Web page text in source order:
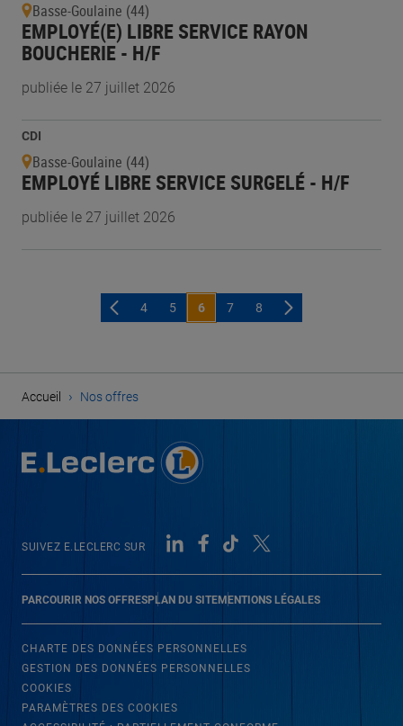
Basse-Goulaine (44)
EMPLOYÉ(E) LIBRE SERVICE RAYON
BOUCHERIE - H/F
publiée le 27 juillet 2026
CDI
Basse-Goulaine (44)
EMPLOYÉ LIBRE SERVICE SURGELÉ - H/F
publiée le 27 juillet 2026
4 5 6 7 8
Accueil › Nos offres
PARCOURIR NOS OFFRESPLAN DU SITEMENTIONS LÉGALES
SUIVEZ E.LECLERC SUR
CHARTE DES DONNÉES PERSONNELLES
GESTION DES DONNÉES PERSONNELLES
COOKIES
PARAMÈTRES DES COOKIES